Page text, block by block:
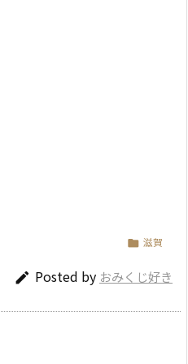
 滋賀
 Posted by おみくじ好き